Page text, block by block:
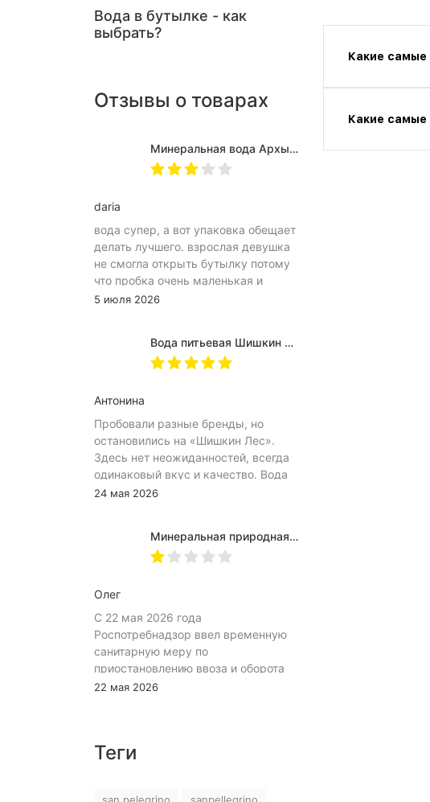
Какие самые
Какие самые
Вода в бутылке - как
выбрать?
Отзывы о товарах
Минеральная вода Архыз Vita негазированная, ПЭТ 0.5 л (12 штук)
daria
вода супер, а вот упаковка обещает
делать лучшего. взрослая девушка
не смогла открыть бутылку потому
что пробка очень маленькая и
неудобное расположение
затрудняет открытию бутылка.
Плюс рубцы на пробке мелкие, что
5 июля 2026
Вода питьевая Шишкин лес в (одноразовой) таре 19 литров
Антонина
Пробовали разные бренды, но
остановились на «Шишкин Лес».
Здесь нет неожиданностей, всегда
одинаковый вкус и качество. Вода
хорошо идёт и холодной, и
подходит. Это, наверное, главный
показатель.
24 мая 2026
Минеральная природная вода Jermuk / Джермук газированная, Пэт (1,0л*6шт)
Олег
С 22 мая 2026 года
Роспотребнадзор ввел временную
санитарную меру по
приостановлению ввоза и оборота
на территории Российской
вода «Джермук», изготовитель ЗАО
22 мая 2026
Теги